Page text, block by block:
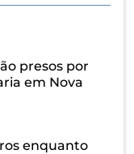
presos por
em Nova
enquanto